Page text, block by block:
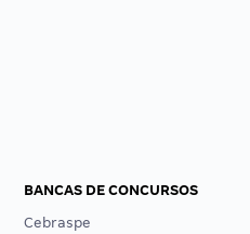
BANCAS DE CONCURSOS
Cebraspe